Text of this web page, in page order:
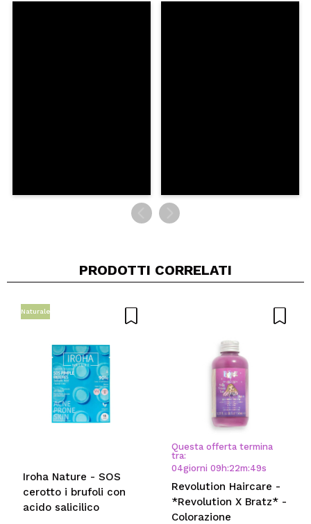
PRODOTTI CORRELATI
Naturale
Iroha Nature - SOS
cerotto i brufoli con
acido salicilico
Questa offerta termina
tra:
04giorni 09h:22m:49s
Revolution Haircare -
*Revolution X Bratz* -
Colorazione